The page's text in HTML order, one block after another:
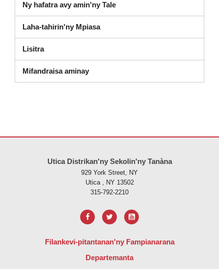
Ny hafatra avy amin'ny Tale
Laha-tahirin'ny Mpiasa
Lisitra(misokatra anatin'ny fikandrana vaovao)
Mifandraisa aminay
Utica Distrikan'ny Sekolin'ny Tanàna
929 York Street, NY
Utica , NY 13502
315-792-2210
Filankevi-pitantanan'ny Fampianarana
Departemanta